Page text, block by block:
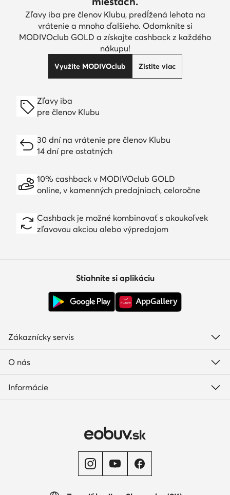
Zľavy iba pre členov Klubu, predĺžená lehota na
vrátenie a mnoho ďalšieho. Odomknite si
MODIVOclub GOLD a získajte cashback z každého
nákupu!
Využite MODIVOclub Zistite viac
Zľavy iba
pre členov Klubu
30 dní na vrátenie pre členov Klubu
14 dní pre ostatných
10% cashback v MODIVOclub GOLD
online, v kamenných predajniach, celoročne
Cashback je možné kombinovať s akoukoľvek
zľavovou akciou alebo výpredajom
Stiahnite si aplikáciu
Zákaznícky servis
O nás
Informácie